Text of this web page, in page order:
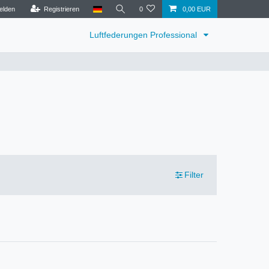
Registrieren 0 0,00 EUR
Luftfederungen Professional
Filter